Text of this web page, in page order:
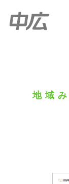
地域